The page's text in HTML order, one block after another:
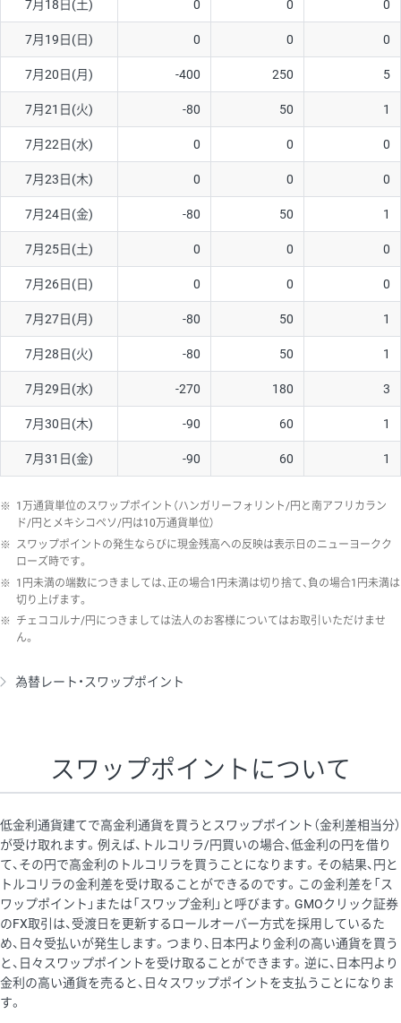
ソ/円は10万通貨単位。
7月18日(土) 0 0 0
7月19日(日) 0 0 0
7月20日(月) -400 250 5
7月21日(火) -80 50 1
7月22日(水) 0 0 0
7月23日(木) 0 0 0
7月24日(金) -80 50 1
7月25日(土) 0 0 0
7月26日(日) 0 0 0
7月27日(月) -80 50 1
7月28日(火) -80 50 1
7月29日(水) -270 180 3
7月30日(木) -90 60 1
7月31日(金) -90 60 1
※ 1万通貨単位のスワップポイント（ハンガリーフォリント/円と南アフリカラン
ド/円とメキシコペソ/円は10万通貨単位）
※ スワップポイントの発生ならびに現金残高への反映は表示日のニューヨークク
ローズ時です。
※ 1円未満の端数につきましては、正の場合1円未満は切り捨て、負の場合1円未満は
切り上げます。
※ チェココルナ/円につきましては法人のお客様についてはお取引いただけませ
ん。
為替レート・スワップポイント
スワップポイントについて
低金利通貨建てで高金利通貨を買うとスワップポイント（金利差相当分）
が受け取れます。例えば、トルコリラ/円買いの場合、低金利の円を借り
て、その円で高金利のトルコリラを買うことになります。その結果、円と
トルコリラの金利差を受け取ることができるのです。この金利差を「ス
ワップポイント」または「スワップ金利」と呼びます。GMOクリック証券
のFX取引は、受渡日を更新するロールオーバー方式を採用しているた
め、日々受払いが発生します。つまり、日本円より金利の高い通貨を買う
と、日々スワップポイントを受け取ることができます。逆に、日本円より
金利の高い通貨を売ると、日々スワップポイントを支払うことになりま
す。